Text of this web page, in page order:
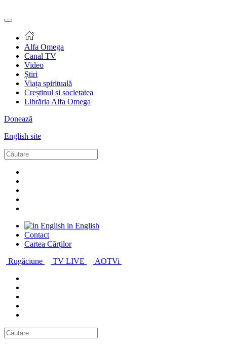
Alfa Omega
Canal TV
Video
Știri
Viața spirituală
Creștinul și societatea
Librăria Alfa Omega
Donează
English site
in English
Contact
Cartea Cărților
Rugăciune
TV LIVE AOTVi